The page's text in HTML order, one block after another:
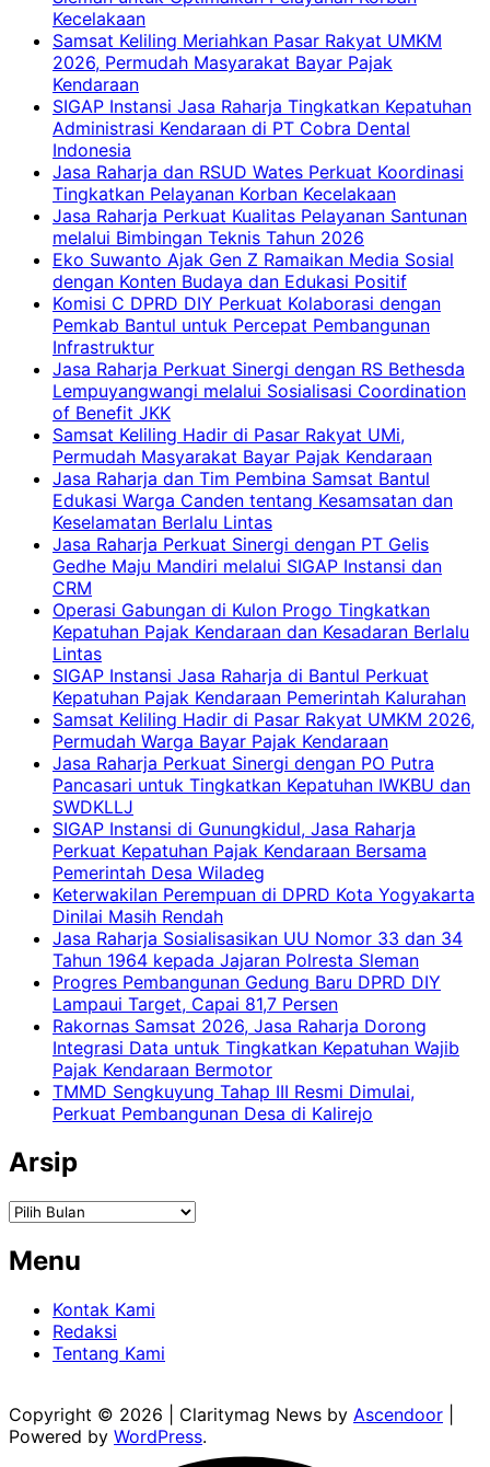
Kecelakaan
Samsat Keliling Meriahkan Pasar Rakyat UMKM
2026, Permudah Masyarakat Bayar Pajak
Kendaraan
SIGAP Instansi Jasa Raharja Tingkatkan Kepatuhan
Administrasi Kendaraan di PT Cobra Dental
Indonesia
Jasa Raharja dan RSUD Wates Perkuat Koordinasi
Tingkatkan Pelayanan Korban Kecelakaan
Jasa Raharja Perkuat Kualitas Pelayanan Santunan
melalui Bimbingan Teknis Tahun 2026
Eko Suwanto Ajak Gen Z Ramaikan Media Sosial
dengan Konten Budaya dan Edukasi Positif
Komisi C DPRD DIY Perkuat Kolaborasi dengan
Pemkab Bantul untuk Percepat Pembangunan
Infrastruktur
Jasa Raharja Perkuat Sinergi dengan RS Bethesda
Lempuyangwangi melalui Sosialisasi Coordination
of Benefit JKK
Samsat Keliling Hadir di Pasar Rakyat UMi,
Permudah Masyarakat Bayar Pajak Kendaraan
Jasa Raharja dan Tim Pembina Samsat Bantul
Edukasi Warga Canden tentang Kesamsatan dan
Keselamatan Berlalu Lintas
Jasa Raharja Perkuat Sinergi dengan PT Gelis
Gedhe Maju Mandiri melalui SIGAP Instansi dan
CRM
Operasi Gabungan di Kulon Progo Tingkatkan
Kepatuhan Pajak Kendaraan dan Kesadaran Berlalu
Lintas
SIGAP Instansi Jasa Raharja di Bantul Perkuat
Kepatuhan Pajak Kendaraan Pemerintah Kalurahan
Samsat Keliling Hadir di Pasar Rakyat UMKM 2026,
Permudah Warga Bayar Pajak Kendaraan
Jasa Raharja Perkuat Sinergi dengan PO Putra
Pancasari untuk Tingkatkan Kepatuhan IWKBU dan
SWDKLLJ
SIGAP Instansi di Gunungkidul, Jasa Raharja
Perkuat Kepatuhan Pajak Kendaraan Bersama
Pemerintah Desa Wiladeg
Keterwakilan Perempuan di DPRD Kota Yogyakarta
Dinilai Masih Rendah
Jasa Raharja Sosialisasikan UU Nomor 33 dan 34
Tahun 1964 kepada Jajaran Polresta Sleman
Progres Pembangunan Gedung Baru DPRD DIY
Lampaui Target, Capai 81,7 Persen
Rakornas Samsat 2026, Jasa Raharja Dorong
Integrasi Data untuk Tingkatkan Kepatuhan Wajib
Pajak Kendaraan Bermotor
TMMD Sengkuyung Tahap III Resmi Dimulai,
Perkuat Pembangunan Desa di Kalirejo
Arsip
Arsip
Menu
Kontak Kami
Redaksi
Tentang Kami
Copyright © 2026 | Claritymag News by Ascendoor
Powered by WordPress.